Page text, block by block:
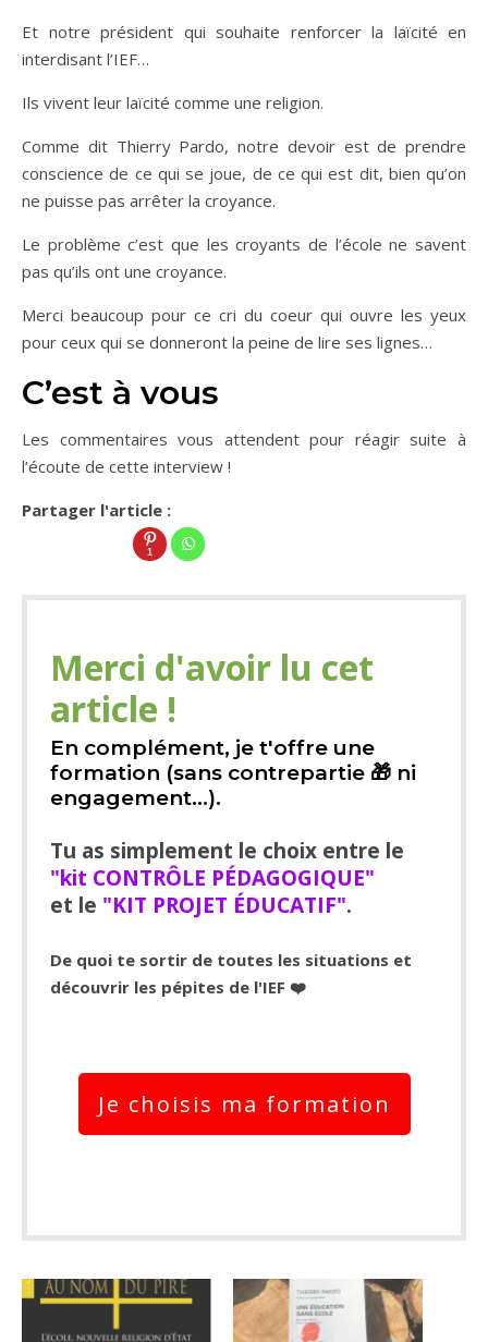
Et notre président qui souhaite renforcer la laïcité en
interdisant l’IEF…
Ils vivent leur laïcité comme une religion.
Comme dit Thierry Pardo, notre devoir est de prendre
conscience de ce qui se joue, de ce qui est dit, bien qu’on
ne puisse pas arrêter la croyance.
Le problème c’est que les croyants de l’école ne savent
pas qu’ils ont une croyance.
Merci beaucoup pour ce cri du coeur qui ouvre les yeux
pour ceux qui se donneront la peine de lire ses lignes…
C’est à vous
Les commentaires vous attendent pour réagir suite à
l’écoute de cette interview !
Partager l'article :
1
Merci d'avoir lu cet
article !
En complément, je t'offre une
formation (sans contrepartie 🎁 ni
engagement...).
Tu as simplement le choix entre le
"kit CONTRÔLE PÉDAGOGIQUE"
et le "KIT PROJET ÉDUCATIF".
De quoi te sortir de toutes les situations et
découvrir les pépites de l'IEF ❤️
Je choisis ma formation